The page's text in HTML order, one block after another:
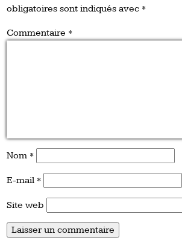
obligatoires sont indiqués avec *
Commentaire *
Nom *
E-mail *
Site web